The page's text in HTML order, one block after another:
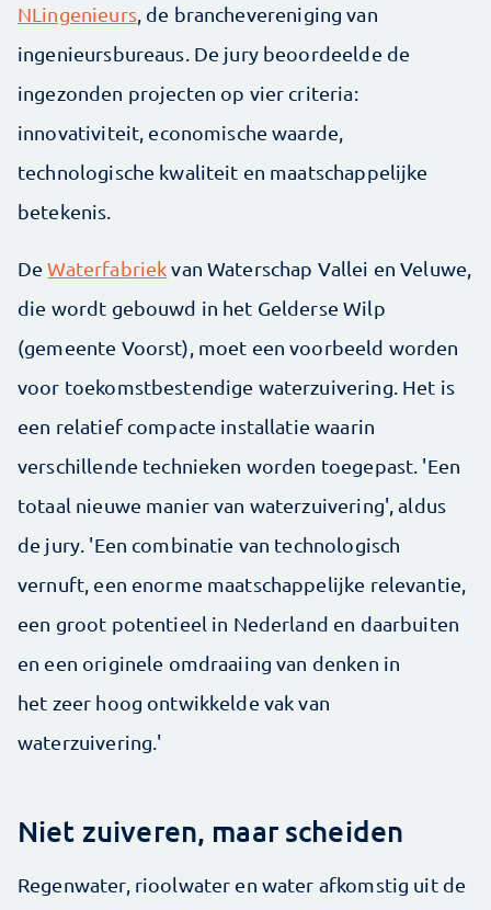
NLingenieurs, de branchevereniging van
ingenieursbureaus. De jury beoordeelde de
ingezonden projecten op vier criteria:
innovativiteit, economische waarde,
technologische kwaliteit en maatschappelijke
betekenis.
DeWaterfabriekvan Waterschap Vallei en Veluwe,
die wordt gebouwd in het Gelderse Wilp
(gemeente Voorst), moet een voorbeeld worden
voor toekomstbestendige waterzuivering. Het is
een relatief compacte installatie waarin
verschillende technieken worden toegepast. 'Een
totaal nieuwe manier van waterzuivering', aldus
de jury. 'Een combinatie van technologisch
vernuft, een enorme maatschappelijke relevantie,
een groot potentieel in Nederland en daarbuiten
en een originele omdraaiing van denken in
het zeer hoog ontwikkelde vak van
waterzuivering.'
Niet zuiveren, maar scheiden
Regenwater, rioolwater en water afkomstig uit de